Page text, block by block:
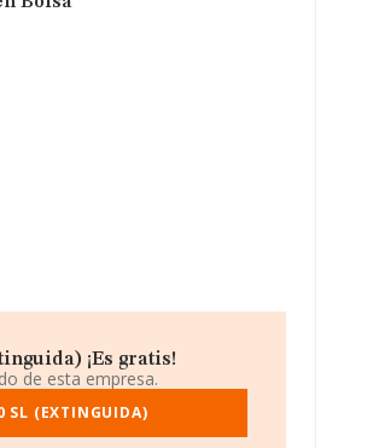
¡Es gratis!
de esta empresa.
SL (EXTINGUIDA)